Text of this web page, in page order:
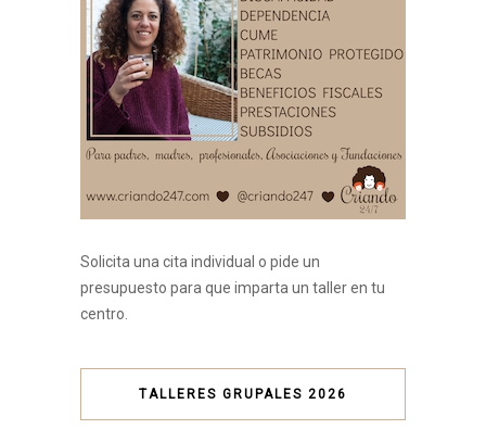
Solicita una cita individual o pide un
presupuesto para que imparta un taller en tu
centro.
TALLERES GRUPALES 2026